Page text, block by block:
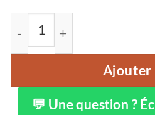
quantité de Sérum
Ajouter
💬 Une question ?